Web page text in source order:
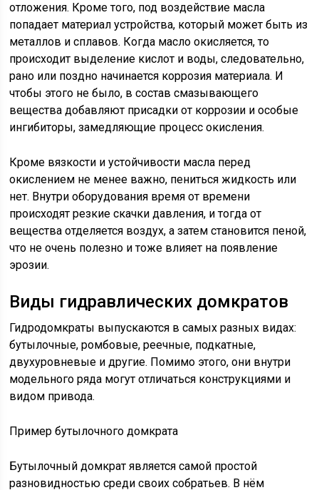
отложения. Кроме того, под воздействие масла
попадает материал устройства, который может быть из
металлов и сплавов. Когда масло окисляется, то
происходит выделение кислот и воды, следовательно,
рано или поздно начинается коррозия материала. И
чтобы этого не было, в состав смазывающего
вещества добавляют присадки от коррозии и особые
ингибиторы, замедляющие процесс окисления.
Кроме вязкости и устойчивости масла перед
окислением не менее важно, пениться жидкость или
нет. Внутри оборудования время от времени
происходят резкие скачки давления, и тогда от
вещества отделяется воздух, а затем становится пеной,
что не очень полезно и тоже влияет на появление
эрозии.
Виды гидравлических домкратов
Гидродомкраты выпускаются в самых разных видах:
бутылочные, ромбовые, реечные, подкатные,
двухуровневые и другие. Помимо этого, они внутри
модельного ряда могут отличаться конструкциями и
видом привода.
Пример бутылочного домкрата
Бутылочный домкрат является самой простой
разновидностью среди своих собратьев. В нём